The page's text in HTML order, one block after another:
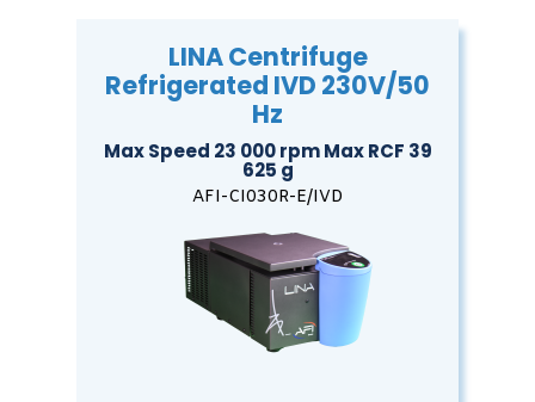
LINA Centrifuge
Refrigerated IVD 230V/50
Hz
Max Speed 23 000 rpm Max RCF 39
625 g
AFI-CI030R-E/IVD